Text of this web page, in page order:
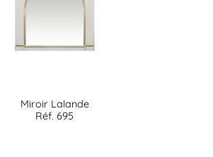
Miroir Lalande
Réf. 695